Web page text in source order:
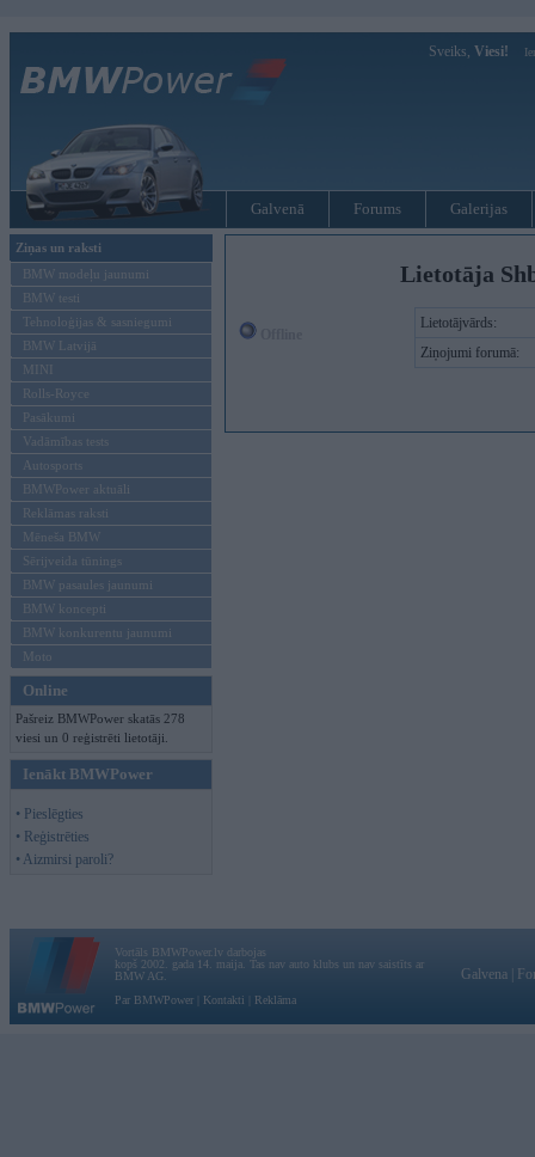
Sveiks, Viesi!
Galvenā Forums Galerijas
Ziņas un raksti
BMW modeļu jaunumi
BMW testi
Tehnoloģijas & sasniegumi
BMW Latvijā
MINI
Rolls-Royce
Pasākumi
Vadāmības tests
Autosports
BMWPower aktuāli
Reklāmas raksti
Mēneša BMW
Sērijveida tūnings
BMW pasaules jaunumi
BMW koncepti
BMW konkurentu jaunumi
Moto
Online
Pašreiz BMWPower skatās 278
viesi un 0 reģistrēti lietotāji.
Ienākt BMWPower
• Pieslēgties
• Reģistrēties
• Aizmirsi paroli?
Lietotāja
Lietotājvārds:
Ziņojumi forumā:
Vortāls BMWPower.lv darbojas
kopš 2002. gada 14. maija. Tas nav auto klubs un nav saistīts ar
BMW AG.
Par BMWPower
Kontakti Reklāma
Galvena